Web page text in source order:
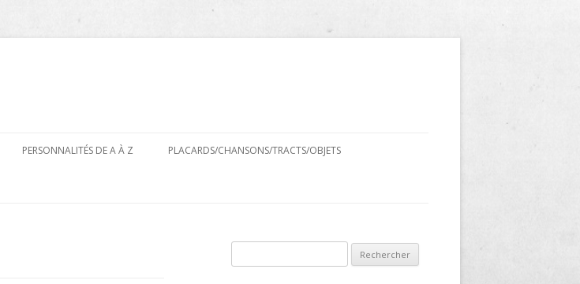
au
PERSONNALITÉS DE A À Z PLACARDS/CHANSONS/TRACTS/OBJETS